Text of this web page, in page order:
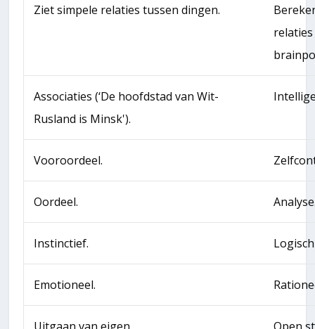
Ziet simpele relaties tussen dingen.
Associaties (‘De hoofdstad van Wit-
Rusland is Minsk').
Vooroordeel.
Oordeel.
Instinctief.
Emotioneel.
Uitgaan van eigen Open